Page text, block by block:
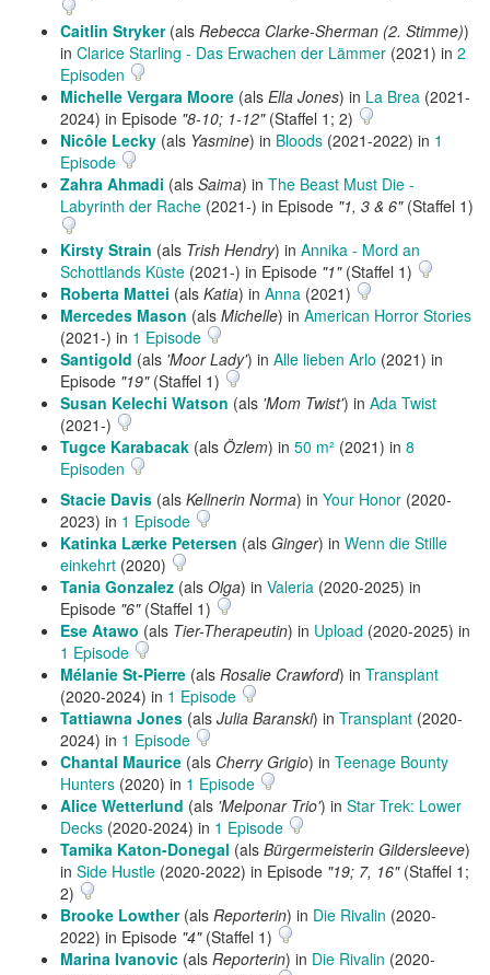
Caitlin Stryker(als Rebecca Clarke-Sherman (2. Stimme))
in Clarice Starling - Das Erwachen der Lämmer (2021) in 2
Episoden
Michelle Vergara Moore (als Ella Jones) in La Brea (2021-
2024) in Episode "8-10; 1-12"(Staffel 1; 2)
Nicôle Lecky (als Yasmine) in Bloods (2021-2022) in 1
Episode
Zahra Ahmadi (als Saima) in The Beast Must Die -
Labyrinth der Rache (2021-) in Episode "1, 3 & 6"(Staffel 1)
Kirsty Strain (als Trish Hendry) in Annika - Mord an
Schottlands Küste (2021-) in Episode "1"(Staffel 1)
Roberta Mattei (als Katia) in Anna (2021)
Mercedes Mason (als Michelle) in American Horror Stories
(2021-) in 1 Episode
Santigold (als 'Moor Lady') in Alle lieben Arlo (2021) in
Episode "19"(Staffel 1)
Susan Kelechi Watson (als 'Mom Twist') in Ada Twist
(2021-)
Tugce Karabacak (als Özlem) in 50 m² (2021) in 8
Episoden
Stacie Davis (als Kellnerin Norma) in Your Honor (2020-
2023) in 1 Episode
Katinka Lærke Petersen (als Ginger) in Wenn die Stille
einkehrt (2020)
Tania Gonzalez (als Olga) in Valeria (2020-2025) in
Episode "6"(Staffel 1)
Ese Atawo (als Tier-Therapeutin) in Upload (2020-2025) in
1 Episode
Mélanie St-Pierre (als Rosalie Crawford) in Transplant
(2020-2024) in 1 Episode
Tattiawna Jones (als Julia Baranski) in Transplant (2020-
2024) in 1 Episode
Chantal Maurice (als Cherry Grigio) in Teenage Bounty
Hunters (2020) in 1 Episode
Alice Wetterlund (als 'Melponar Trio') in Star Trek: Lower
Decks (2020-2024) in 1 Episode
Tamika Katon-Donegal (als Bürgermeisterin Gildersleeve)
in Side Hustle (2020-2022) in Episode "19; 7, 16"(Staffel 1;
2)
Brooke Lowther(als Reporterin) in Die Rivalin (2020-
2022) in Episode "4"(Staffel 1)
Marina Ivanovic (als Reporterin) in Die Rivalin (2020-